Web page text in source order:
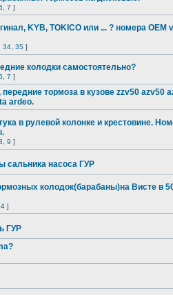
7 ]
KYB, TOKICO или ... ? номера ОЕМ
34 35 ]
колодки самостоятельно?
7 ]
тормоза в кузове zzv50 azv50
ardeo.
в рулевой колонке и крестовине.
9 ]
сальника насоса ГУР
колодок(барабаны)на Висте в
4 ]
ГУР